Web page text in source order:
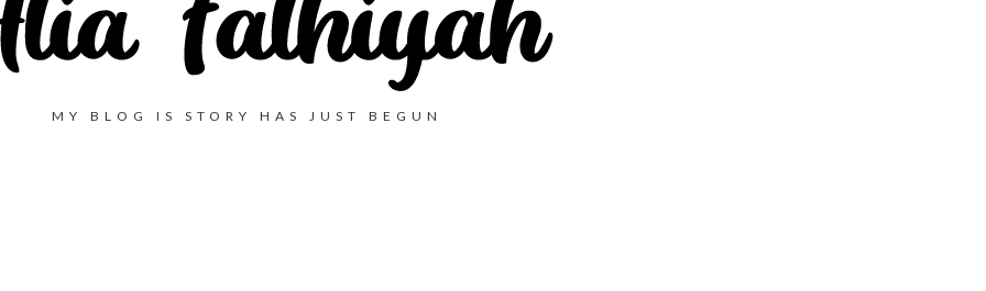
MY BLOG IS STORY HAS JUST BEGUN